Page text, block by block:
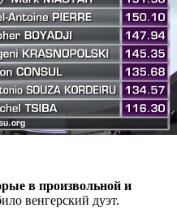
в произвольной и
венгерский дуэт.